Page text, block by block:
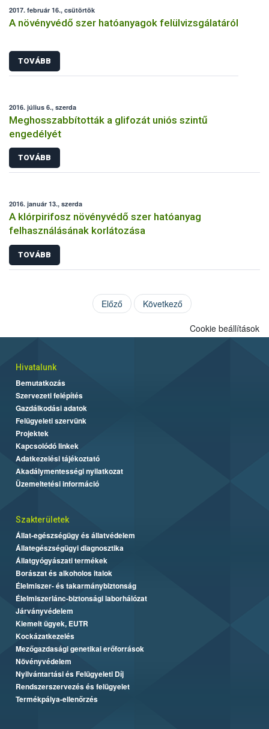
2017. február 16., csütörtök
A növényvédő szer hatóanyagok felülvizsgálatáról
TOVÁBB
2016. július 6., szerda
Meghosszabbították a glifozát uniós szintű
engedélyét
TOVÁBB
2016. január 13., szerda
A klórpirifosz növényvédő szer hatóanyag
felhasználásának korlátozása
TOVÁBB
Előző Következő
Cookie beállítások
Hivatalunk
Bemutatkozás
Szervezeti felépítés
Gazdálkodási adatok
Felügyeleti szervünk
Projektek
Kapcsolódó linkek
Adatkezelési tájékoztató
Akadálymentességi nyilatkozat
Üzemeltetési információ
Szakterületek
Állat-egészségügy és állatvédelem
Állategészségügyi diagnosztika
Állatgyógyászati termékek
Borászat és alkoholos italok
Élelmiszer- és takarmánybiztonság
Élelmiszerlánc-biztonsági laborhálózat
Járványvédelem
Kiemelt ügyek, EUTR
Kockázatkezelés
Mezőgazdasági genetikai erőforrások
Növényvédelem
Nyilvántartási és Felügyeleti Díj
Rendszerszervezés és felügyelet
Termékpálya-ellenőrzés